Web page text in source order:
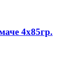
4х85гр.